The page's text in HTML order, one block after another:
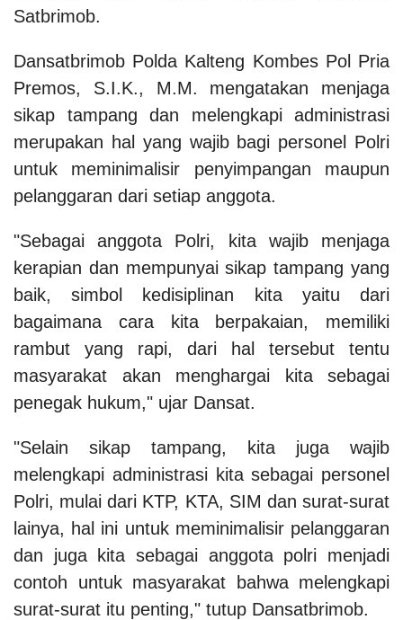
Satbrimob.
Dansatbrimob Polda Kalteng Kombes Pol Pria
Premos, S.I.K., M.M. mengatakan menjaga
sikap tampang dan melengkapi administrasi
merupakan hal yang wajib bagi personel Polri
untuk meminimalisir penyimpangan maupun
pelanggaran dari setiap anggota.
"Sebagai anggota Polri, kita wajib menjaga
kerapian dan mempunyai sikap tampang yang
baik, simbol kedisiplinan kita yaitu dari
bagaimana cara kita berpakaian, memiliki
rambut yang rapi, dari hal tersebut tentu
masyarakat akan menghargai kita sebagai
penegak hukum," ujar Dansat.
"Selain sikap tampang, kita juga wajib
melengkapi administrasi kita sebagai personel
Polri, mulai dari KTP, KTA, SIM dan surat-surat
lainya, hal ini untuk meminimalisir pelanggaran
dan juga kita sebagai anggota polri menjadi
contoh untuk masyarakat bahwa melengkapi
surat-surat itu penting," tutup Dansatbrimob.